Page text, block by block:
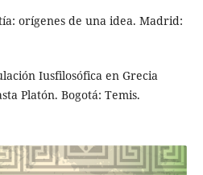
orígenes de una idea. Madrid:
Iusfilosófica en Grecia
Platón. Bogotá: Temis.